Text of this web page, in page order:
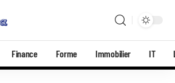
Finance Forme Immobilier IT